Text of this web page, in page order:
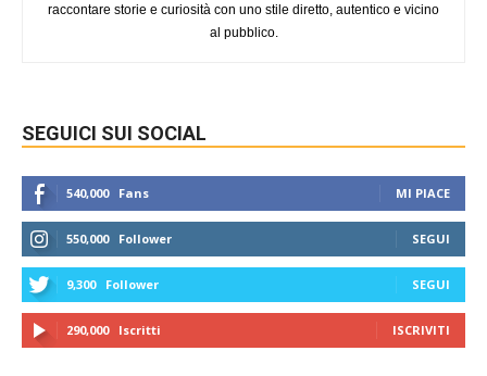
raccontare storie e curiosità con uno stile diretto, autentico e vicino
al pubblico.
SEGUICI SUI SOCIAL
540,000 Fans MI PIACE
550,000 Follower SEGUI
9,300 Follower SEGUI
290,000 Iscritti ISCRIVITI